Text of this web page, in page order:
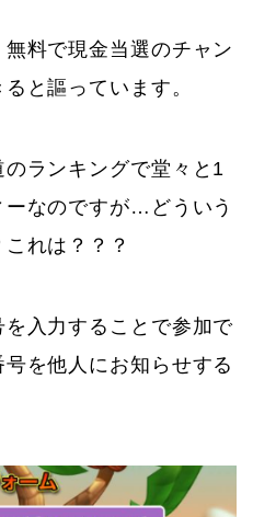
料で現金当選のチャン
と謳っています。
ランキングで堂々と1
なのですが…どういう
れは？？？
入力することで参加で
を他人にお知らせする